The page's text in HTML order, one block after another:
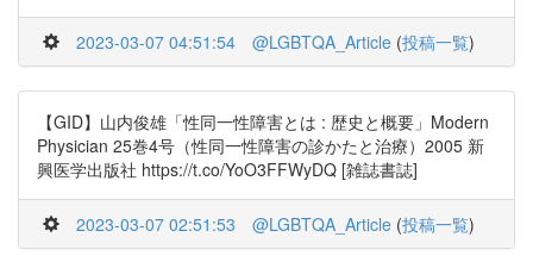
2023-03-07 04:51:54 @LGBTQA_Article (投稿一覧)
【GID】山内俊雄「性同一性障害とは : 歴史と概要」Modern
Physician 25巻4号（性同一性障害の診かたと治療）2005 新
興医学出版社 https://t.co/YoO3FFWyDQ [雑誌書誌]
2023-03-07 02:51:53 @LGBTQA_Article (投稿一覧)